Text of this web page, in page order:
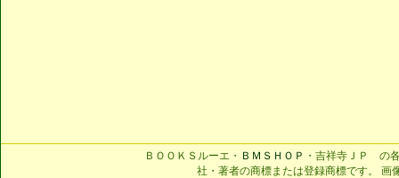
ＢＯＯＫＳルーエ・ ＢＭＳＨＯＰ ・吉祥寺ＪＰ の
社・著者の商標または登録商標です。 画